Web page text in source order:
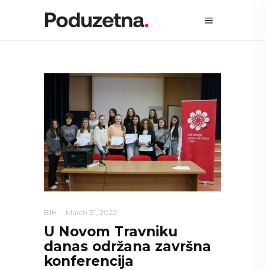
BIH March 31, 2022
U Novom Travniku
danas održana završna
konferencija